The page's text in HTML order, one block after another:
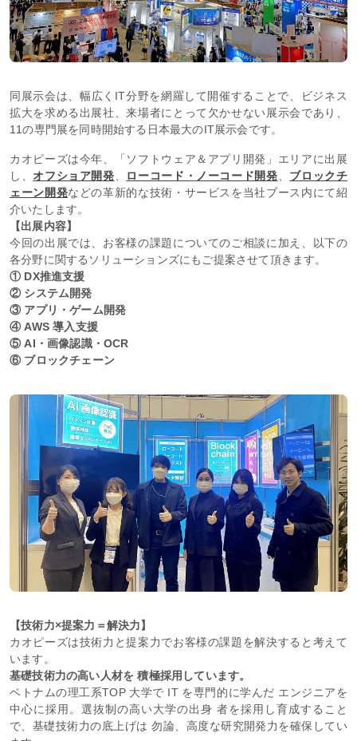
同展示会は、幅広くIT分野を網羅して開催することで、ビジネス
拡大を求める出展社、来場者にとって欠かせない展示会であり、
11の専門展を同時開始する日本最大のIT展示会です。
カオピーズは今年、「ソフトウェア＆アプリ開発」エリアに出展
し、オフショア開発 ローコード・ノーコード開発
ブロックチ
ェーン開発などの革新的な技術・サービスを当社ブース内にて紹
介いたします。
【出展内容】
今回の出展では、お客様の課題についてのご相談に加え、以下の
各分野に関するソリューションズにもご提案させて頂きます。
① DX推進支援
② システム開発
③ アプリ・ゲーム開発
④ AWS 導入支援
⑤ AI・画像認識・OCR
⑥ ブロックチェーン
【技術力×提案力＝解決力】
カオピーズは技術力と提案力でお客様の課題を解決すると考えて
います。
基礎技術力の高い人材を 積極採用しています。
ベトナムの理工系TOP 大学で IT を専門的に学んだ エンジニアを
中心に採用。選抜制の高い大学の出身 者を採用し育成すること
で、基礎技術力の底上げは 勿論、高度な研究開発力を確保してい